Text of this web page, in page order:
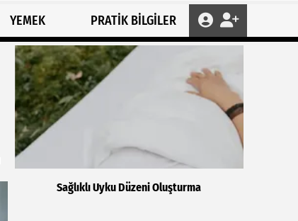
YEMEK PRATİK BİLGİLER
Sağlıklı Uyku Düzeni Oluşturma